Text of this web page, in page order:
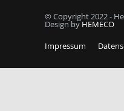
© Copyright 2022 -
Design byHEMECO
Impressum